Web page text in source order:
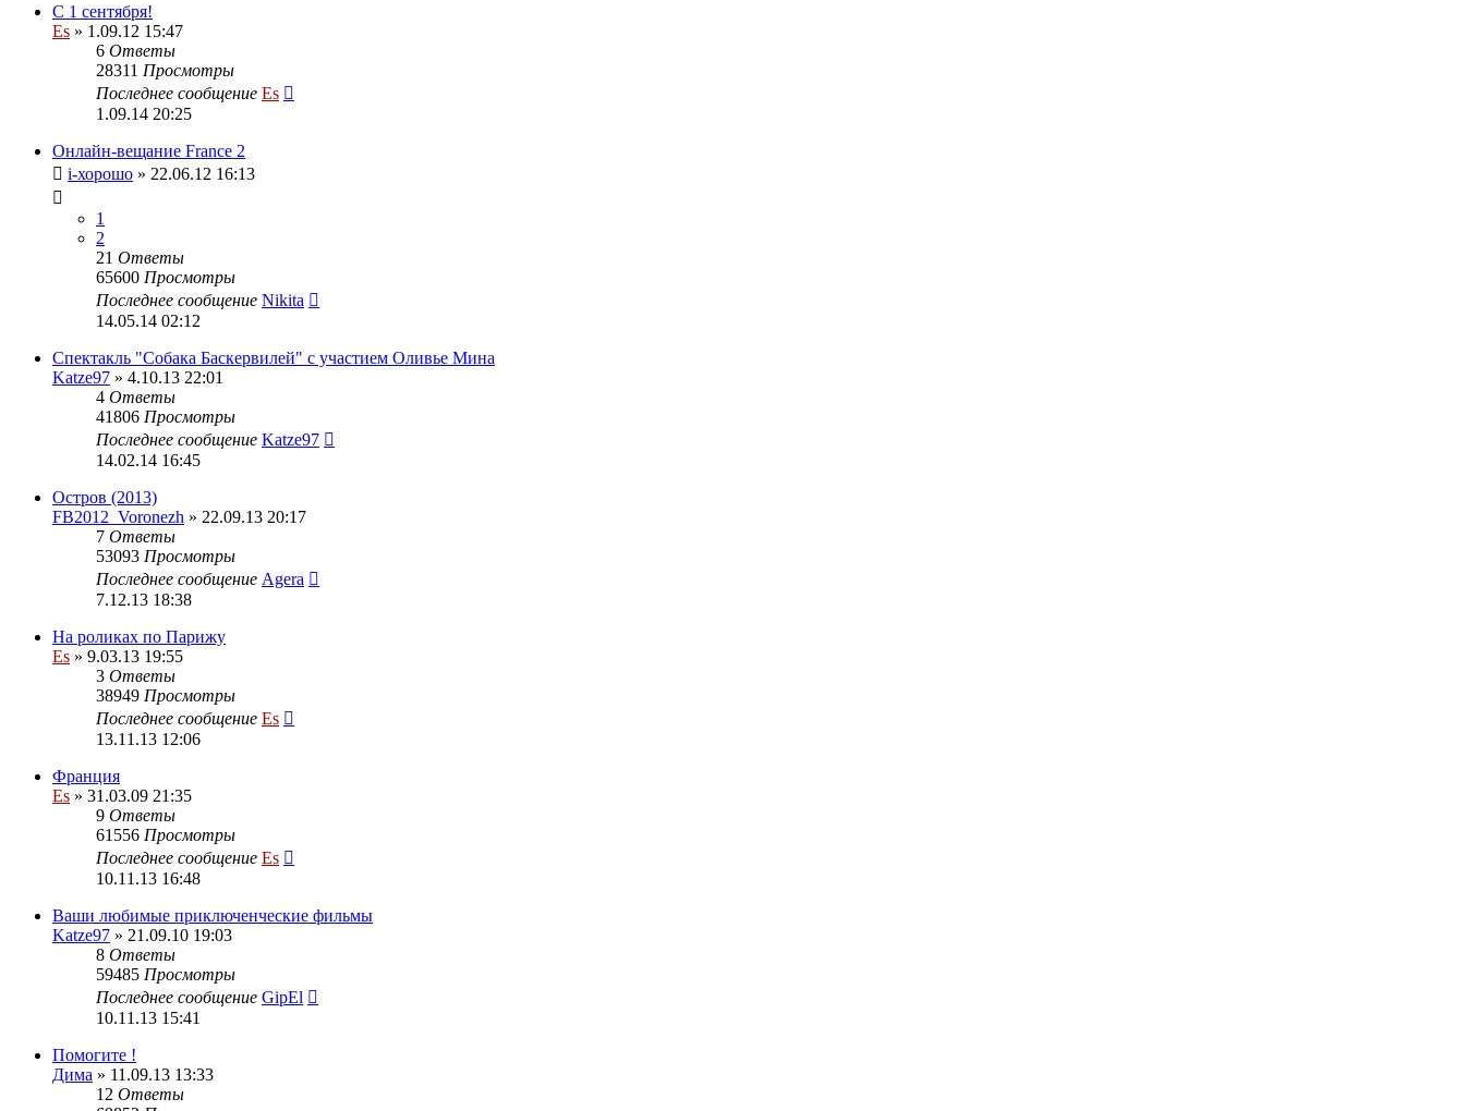
С 1 сентября!
Es » 1.09.12 15:47
6 Ответы
28311 Просмотры
Последнее сообщение Es
1.09.14 20:25
Онлайн-вещание France 2
i-хорошо » 22.06.12 16:13
1
2
21 Ответы
65600 Просмотры
Последнее сообщение Nikita
14.05.14 02:12
Спектакль "Собака Баскервилей" с участием Оливье Мина
Katze97 » 4.10.13 22:01
4 Ответы
41806 Просмотры
Последнее сообщение Katze97
14.02.14 16:45
Остров (2013)
FB2012_Voronezh » 22.09.13 20:17
7 Ответы
53093 Просмотры
Последнее сообщение Agera
7.12.13 18:38
На роликах по Парижу
Es » 9.03.13 19:55
3 Ответы
38949 Просмотры
Последнее сообщение Es
13.11.13 12:06
Франция
Es » 31.03.09 21:35
9 Ответы
61556 Просмотры
Последнее сообщение Es
10.11.13 16:48
Ваши любимые приключенческие фильмы
Katze97 » 21.09.10 19:03
8 Ответы
59485 Просмотры
Последнее сообщение GipEl
10.11.13 15:41
Помогите !
Дима » 11.09.13 13:33
12 Ответы